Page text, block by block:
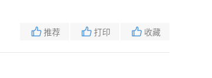
收藏
打印
推荐